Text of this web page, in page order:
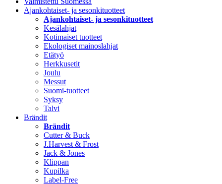
Ajankohtaiset- ja sesonkituotteet
Ajankohtaiset- ja sesonkituotteet
Kesälahjat
Kotimaiset tuotteet
Ekologiset mainoslahjat
Etätyö
Herkkusetit
Joulu
Messut
Suomi-tuotteet
Syksy
Talvi
Brändit
Brändit
Cutter & Buck
J.Harvest & Frost
Jack & Jones
Klippan
Kupilka
Label-Free